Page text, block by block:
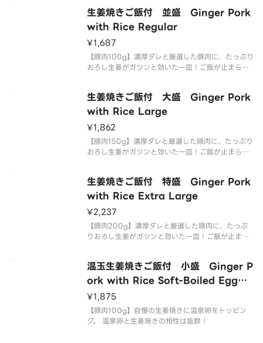
無し！是非当店の生姜焼き定食をお召し上がり下さ
い！
生姜焼きご飯付 並盛 Ginger Pork
with Rice Regular
¥1,687
【豚肉100g】濃厚ダレと厳選した豚肉に、たっぷり
おろし生姜がガツンと効いた一皿！ご飯が止まらな
無し！是非当店の生姜焼き定食をお召し上がり下さ
い！
生姜焼きご飯付 大盛 Ginger Pork
with Rice Large
¥1,862
【豚肉150g】濃厚ダレと厳選した豚肉に、たっぷり
おろし生姜がガツンと効いた一皿！ご飯が止まらな
無し！是非当店の生姜焼き定食をお召し上がり下さ
い！
生姜焼きご飯付 特盛 Ginger Pork
with Rice Extra Large
¥2,237
【豚肉200g】濃厚ダレと厳選した豚肉に、たっぷ
りおろし生姜がガツンと効いた一皿！ご飯が止まら
い無し！是非当店の生姜焼き定食をお召し上がり下
さい！
温玉生姜焼きご飯付 小盛 Ginger P
ork with Rice Soft-Boiled Egg（S
mall）
¥1,875
【豚肉100g】自慢の生姜焼きに温泉卵をトッピン
グ。 温泉卵と生姜焼きの相性は抜群！